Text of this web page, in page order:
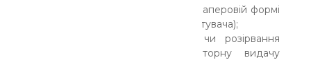
плати за відомості з ЄДР у паперовій формі
(якщо вони стосуються запитувача);
держмита за реєстрацію чи розірвання
шлюбу, зміну імені, повторну видачу